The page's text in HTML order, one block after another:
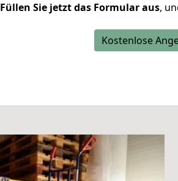
Füllen Sie jetzt das Formular aus,
Kostenlose